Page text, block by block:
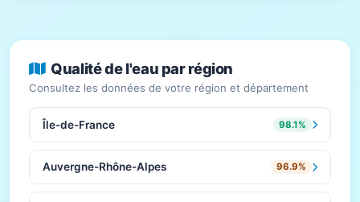
Qualité de l'eau par région
Consultez les données de votre région et département
Île-de-France 98.1%
Auvergne-Rhône-Alpes 96.9%